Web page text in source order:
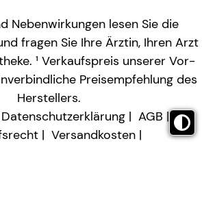
Nebenwirkungen lesen Sie die
fragen Sie Ihre Ärztin, Ihren Arzt
¹ Verkaufspreis unserer Vor-
Preisempfehlung des
Herstellers.
Datenschutzerklärung
AGB
Versandkosten